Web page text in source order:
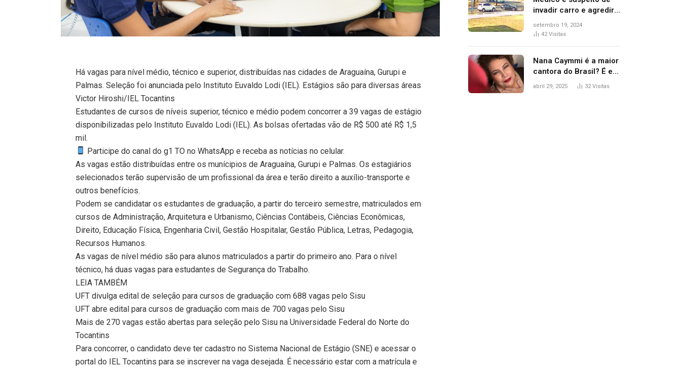
Há vagas para nível médio, técnico e superior, distribuídas nas cidades de Araguaína, Gurupi e
Palmas. Seleção foi anunciada pelo Instituto Euvaldo Lodi (IEL). Estágios são para diversas áreas
Victor Hiroshi/IEL Tocantins
Estudantes de cursos de níveis superior, técnico e médio podem concorrer a 39 vagas de estágio
disponibilizadas pelo Instituto Euvaldo Lodi (IEL). As bolsas ofertadas vão de R$ 500 até R$ 1,5
mil.
Participe do canal do g1 TO no WhatsApp e receba as notícias no celular.
As vagas estão distribuídas entre os munícipios de Araguaína, Gurupi e Palmas. Os estagiários
selecionados terão supervisão de um profissional da área e terão direito a auxílio-transporte e
outros benefícios.
Podem se candidatar os estudantes de graduação, a partir do terceiro semestre, matriculados em
cursos de Administração, Arquitetura e Urbanismo, Ciências Contábeis, Ciências Econômicas,
Direito, Educação Física, Engenharia Civil, Gestão Hospitalar, Gestão Pública, Letras, Pedagogia,
Recursos Humanos.
As vagas de nível médio são para alunos matriculados a partir do primeiro ano. Para o nível
técnico, há duas vagas para estudantes de Segurança do Trabalho.
LEIA TAMBÉM
UFT divulga edital de seleção para cursos de graduação com 688 vagas pelo Sisu
UFT abre edital para cursos de graduação com mais de 700 vagas pelo Sisu
Mais de 270 vagas estão abertas para seleção pelo Sisu na Universidade Federal do Norte do
Tocantins
Para concorrer, o candidato deve ter cadastro no Sistema Nacional de Estágio (SNE) e acessar o
portal do IEL Tocantins para se inscrever na vaga desejada. É necessário estar com a matrícula e
invadir carro e agredir
delegado aposentado
durante confusão no
setembro 19, 2024
42Visitas
Nana Caymmi é a maior
cantora do Brasil? É e
não é…
abril 29, 2025 32Visitas